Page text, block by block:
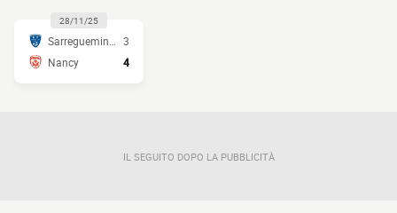
28/11/25
3
Nancy
4
IL SEGUITO DOPO LA PUBBLICITÀ